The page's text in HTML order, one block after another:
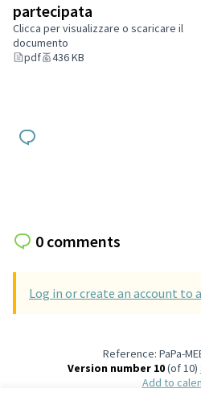
partecipata
Clicca per visualizzare o scaricare il
documento
pdf
436 KB
0 comments
Log in or create an account to
Reference: PaPa-
Version number 10(of 10)
Add to